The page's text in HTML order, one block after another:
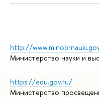
http://
Министерство науки и
https://edu.gov.ru/
Министерство